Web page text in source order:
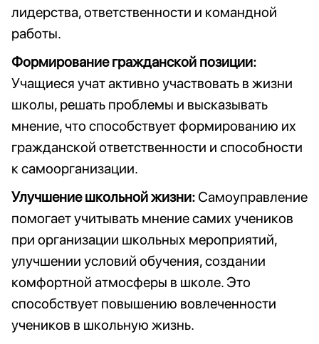
лидерства, ответственности и командной
работы.
Формирование гражданской позиции:
Учащиеся учат активно участвовать в жизни
школы, решать проблемы и высказывать
мнение, что способствует формированию их
гражданской ответственности и способности
к самоорганизации.
Улучшение школьной жизни: Самоуправление
помогает учитывать мнение самих учеников
при организации школьных мероприятий,
улучшении условий обучения, создании
комфортной атмосферы в школе. Это
способствует повышению вовлеченности
учеников в школьную жизнь.